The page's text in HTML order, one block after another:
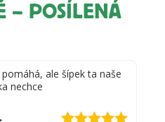
– POSÍLENÁ
ale šípek ta naše
nechce